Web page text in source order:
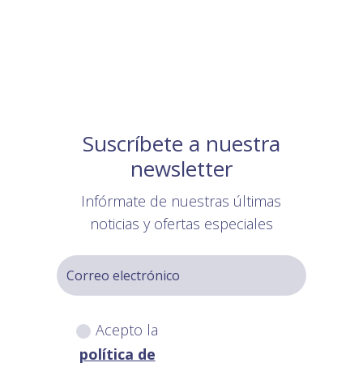
Suscríbete a nuestra
newsletter
Infórmate de nuestras últimas
noticias y ofertas especiales
Acepto la
política de